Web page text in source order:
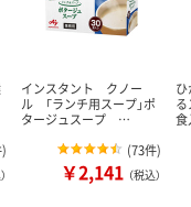
)
インスタント クノー
ル 「ランチ用スープ」ポ
タージュスープ …
(73件)
￥2,141 （税込）
る
食